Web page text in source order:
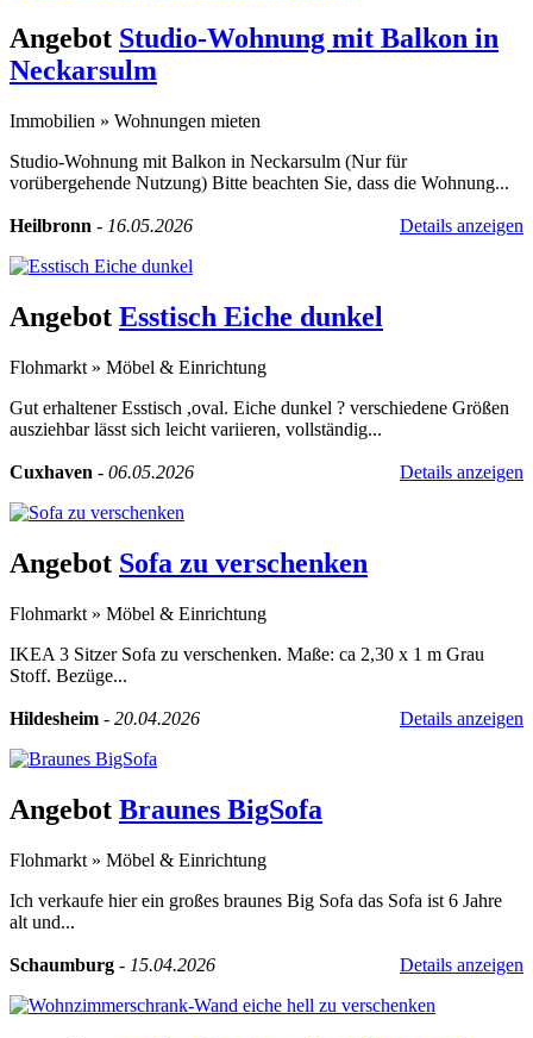
Angebot Studio-Wohnung mit Balkon in
Neckarsulm
Immobilien » Wohnungen mieten
Studio-Wohnung mit Balkon in Neckarsulm (Nur für
vorübergehende Nutzung) Bitte beachten Sie, dass die Wohnung...
Heilbronn - 16.05.2026 Details anzeigen
Angebot Esstisch Eiche dunkel
Flohmarkt » Möbel & Einrichtung
Gut erhaltener Esstisch ,oval. Eiche dunkel ? verschiedene Größen
ausziehbar lässt sich leicht variieren, vollständig...
Cuxhaven - 06.05.2026 Details anzeigen
Angebot Sofa zu verschenken
Flohmarkt » Möbel & Einrichtung
IKEA 3 Sitzer Sofa zu verschenken. Maße: ca 2,30 x 1 m Grau
Stoff. Bezüge...
Hildesheim - 20.04.2026 Details anzeigen
Angebot Braunes BigSofa
Flohmarkt » Möbel & Einrichtung
Ich verkaufe hier ein großes braunes Big Sofa das Sofa ist 6 Jahre
alt und...
Schaumburg - 15.04.2026 Details anzeigen